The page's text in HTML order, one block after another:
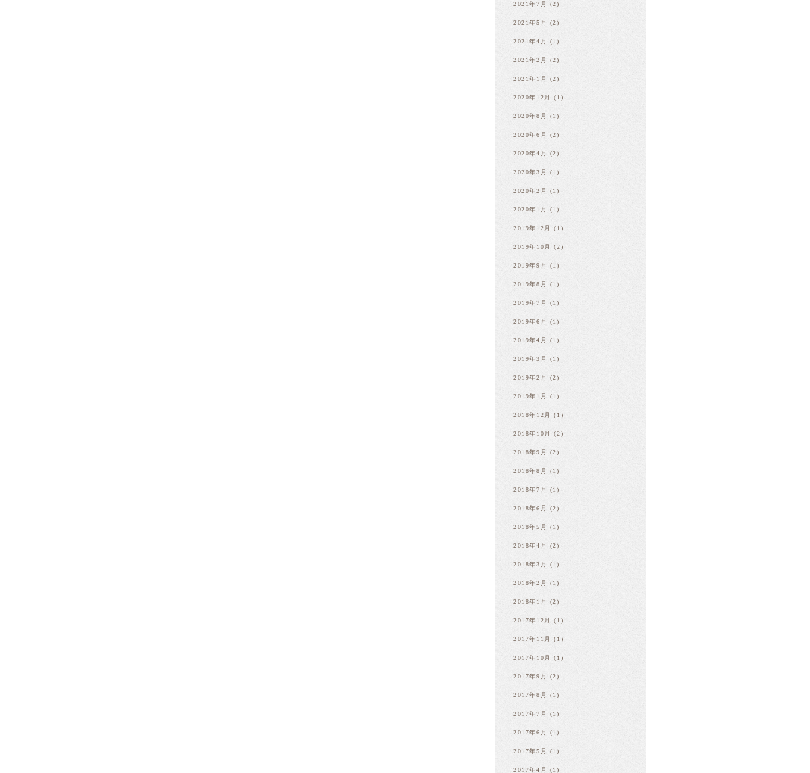
2021年7月 (2)
2021年5月 (2)
2021年4月 (1)
2021年2月 (2)
2021年1月 (2)
2020年12月 (1)
2020年8月 (1)
2020年6月 (2)
2020年4月 (2)
2020年3月 (1)
2020年2月 (1)
2020年1月 (1)
2019年12月 (1)
2019年10月 (2)
2019年9月 (1)
2019年8月 (1)
2019年7月 (1)
2019年6月 (1)
2019年4月 (1)
2019年3月 (1)
2019年2月 (2)
2019年1月 (1)
2018年12月 (1)
2018年10月 (2)
2018年9月 (2)
2018年8月 (1)
2018年7月 (1)
2018年6月 (2)
2018年5月 (1)
2018年4月 (2)
2018年3月 (1)
2018年2月 (1)
2018年1月 (2)
2017年12月 (1)
2017年11月 (1)
2017年10月 (1)
2017年9月 (2)
2017年8月 (1)
2017年7月 (1)
2017年6月 (1)
2017年5月 (1)
2017年4月 (1)